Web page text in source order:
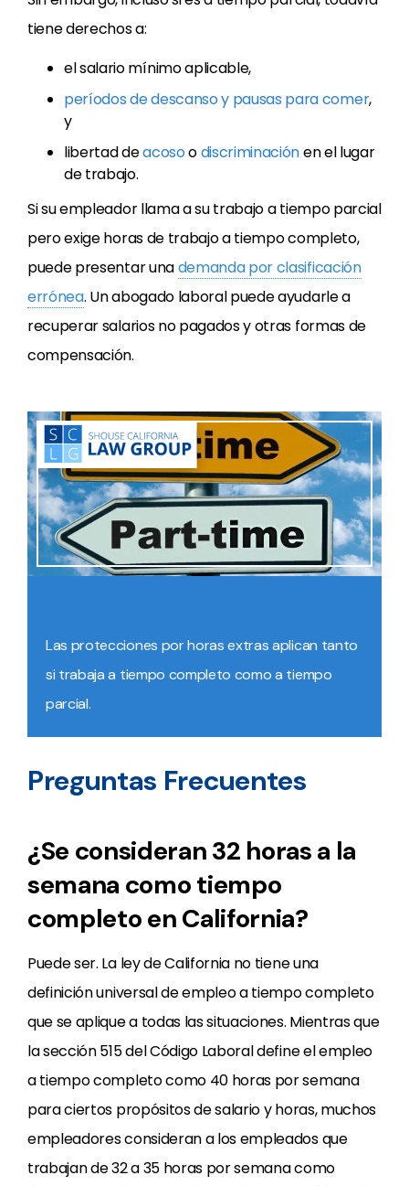
tiene derechos a:
el salario mínimo aplicable,
períodos de descanso y pausas para comer,
y
libertad deacosoodiscriminaciónen el lugar
de trabajo.
Si su empleador llama a su trabajo a tiempo parcial
pero exige horas de trabajo a tiempo completo,
puede presentar unademanda por clasificación
errónea. Un abogado laboral puede ayudarle a
recuperar salarios no pagados y otras formas de
compensación.
Las protecciones por horas extras aplican tanto
si trabaja a tiempo completo como a tiempo
parcial.
Preguntas Frecuentes
¿Se consideran 32 horas a la
semana como tiempo
completo en California?
Puede ser. La ley de California no tiene una
definición universal de empleo a tiempo completo
que se aplique a todas las situaciones. Mientras que
la sección 515 del Código Laboral define el empleo
a tiempo completo como 40 horas por semana
para ciertos propósitos de salario y horas, muchos
empleadores consideran a los empleados que
trabajan de 32 a 35 horas por semana como